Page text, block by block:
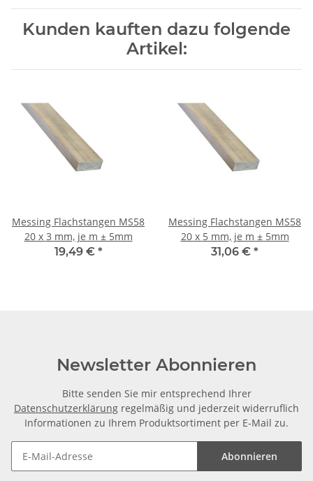
Kunden kauften dazu folgende
Artikel:
Messing Flachstangen MS58
20 x 3 mm, je m ± 5mm
19,49 € *
Messing Flachstangen MS58
20 x 5 mm, je m ± 5mm
31,06 € *
Newsletter Abonnieren
Bitte senden Sie mir entsprechend Ihrer
Datenschutzerklärung regelmäßig und jederzeit widerruflich
Informationen zu Ihrem Produktsortiment per E-Mail zu.
Abonnieren